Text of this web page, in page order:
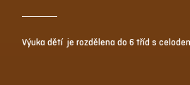
Výuka dětí je rozdělena do 6 tříd s